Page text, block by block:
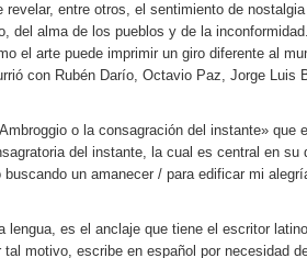
revelar, entre otros, el sentimiento de
del alma de los pueblos y de la
el arte puede imprimir un giro diferente al
con Rubén Darío, Octavio Paz, Jorge Luis
o la consagración del instante»
del instante, la cual es central en
un amanecer / para edificar mi
lengua, es el anclaje que tiene el escritor
motivo, escribe en español por necesidad